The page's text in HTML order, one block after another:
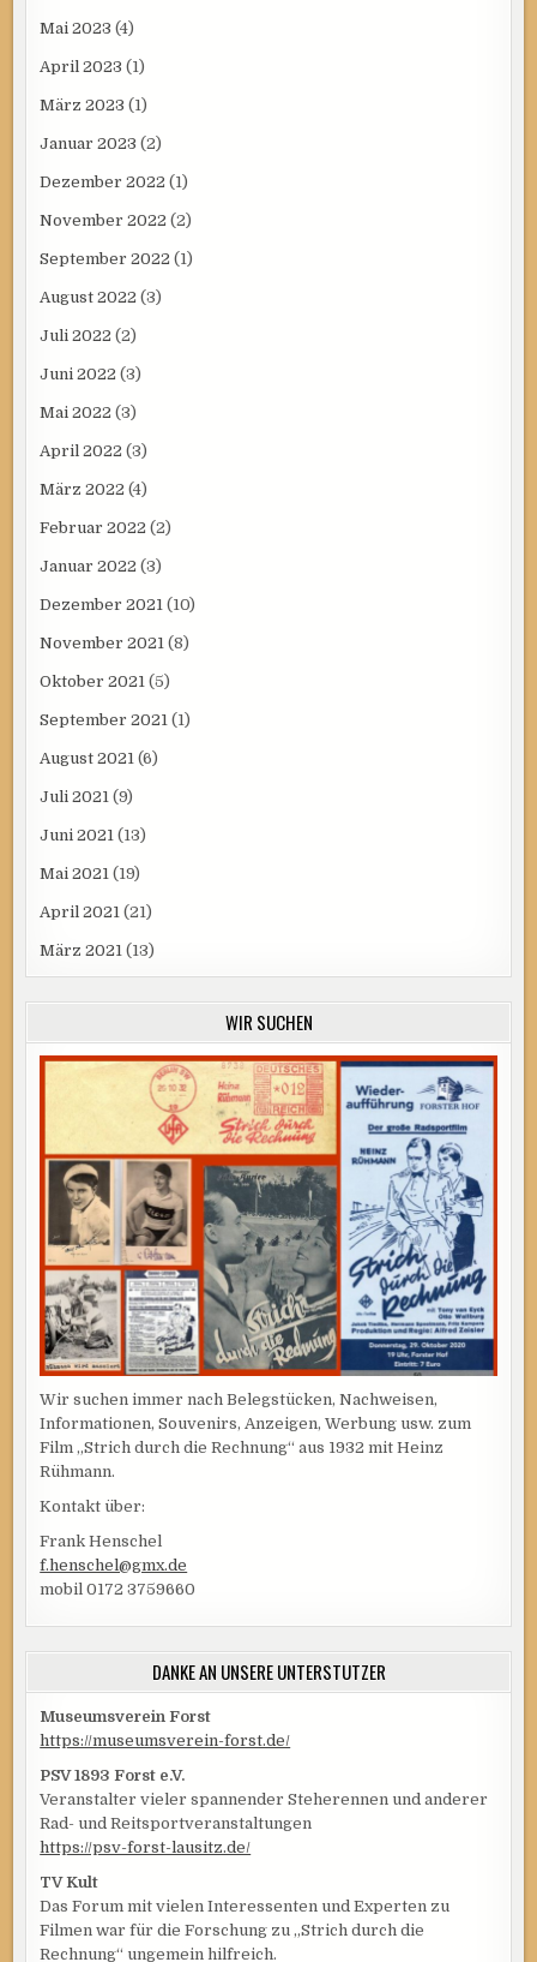
Mai 2023 (4)
April 2023 (1)
März 2023 (1)
Januar 2023 (2)
Dezember 2022 (1)
November 2022 (2)
September 2022 (1)
August 2022 (3)
Juli 2022 (2)
Juni 2022 (3)
Mai 2022 (3)
April 2022 (3)
März 2022 (4)
Februar 2022 (2)
Januar 2022 (3)
Dezember 2021 (10)
November 2021 (8)
Oktober 2021 (5)
September 2021 (1)
August 2021 (6)
Juli 2021 (9)
Juni 2021 (13)
Mai 2021 (19)
April 2021 (21)
März 2021 (13)
WIR SUCHEN
Wir suchen immer nach Belegstücken, Nachweisen,
Informationen, Souvenirs, Anzeigen, Werbung usw. zum
Film „Strich durch die Rechnung“ aus 1932 mit Heinz
Rühmann.
Kontakt über:
Frank Henschel
f.henschel@gmx.de
mobil 0172 3759660
DANKE AN UNSERE UNTERSTÜTZER
Museumsverein Forst
https://museumsverein-forst.de/
PSV 1893 Forst e.V.
Veranstalter vieler spannender Steherennen und anderer
Rad- und Reitsportveranstaltungen
https://psv-forst-lausitz.de/
TV Kult
Das Forum mit vielen Interessenten und Experten zu
Filmen war für die Forschung zu „Strich durch die
Rechnung“ ungemein hilfreich.